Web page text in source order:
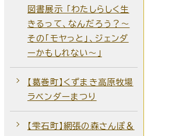
図書展示 「わたしらしく生
きるって、なんだろう？～
その「モヤっと」、ジェンダ
ーかもしれない～」
【葛巻町】くずまき高原牧場
ラベンダーまつり
【雫石町】網張の森さんぽ＆